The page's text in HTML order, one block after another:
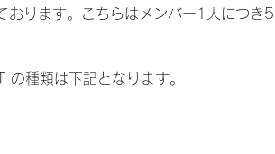
おります。こちらはメンバー1人につき5
種類は下記となります。